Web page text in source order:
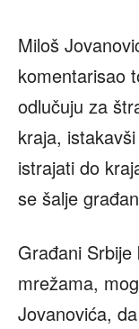
Miloš
komentarisao
odlučuju za
kraja,
istrajati do
se šalje
Građani
mrežama,
Jovanovića,